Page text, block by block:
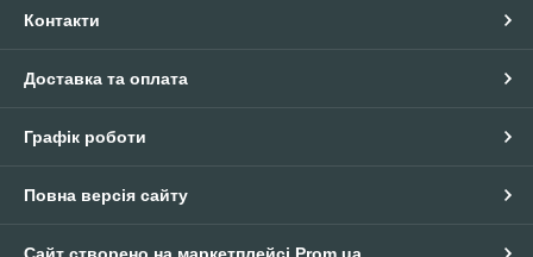
Контакти
Доставка та оплата
Графік роботи
Повна версія сайту